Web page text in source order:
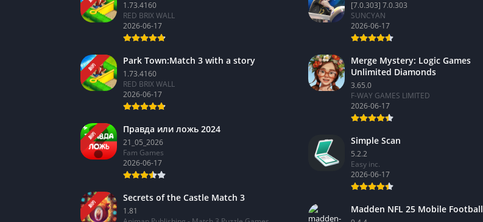
1.73.4160
RED BRIX WALL
2026-06-17
新的
Park Town:Match 3 with a story
1.73.4160
RED BRIX WALL
2026-06-17
新的
Правда или ложь 2024
21_05_2026
Fam Games
2026-06-17
新的
Secrets of the Castle Match 3
1.81
[7.0.303] 7.0.303
SUNCYAN
2026-06-17
Merge Mystery: Logic Games
Unlimited Diamonds
3.65.0
F-WAY GAMES LIMITED
2026-06-17
Simple Scan
5.2.2
Easy inc.
2026-06-17
Madden NFL 25 Mobile Football